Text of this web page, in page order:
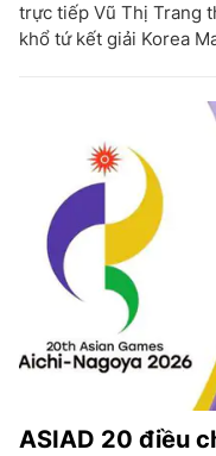
trực tiếp Vũ Thị Trang
khổ tứ kết giải Korea
ASIAD 20 điều